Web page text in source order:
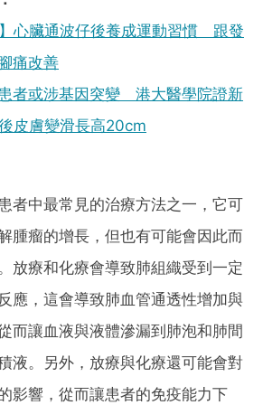
】心臟通波仔後養成運動習慣 跟發
痛改善
患者或涉基因突變 港大醫學院證新
皮膚變滑長高20cm
者中最常見的治療方法之一，它可
腫瘤的增長，但也有可能會因此而
放療和化療會導致肺組織受到一定
應，這會導致肺血管通透性增加與
而讓血液與液體滲漏到肺泡和肺間
液。另外，放療與化療還可能會對
影響，從而讓患者的免疫能力下